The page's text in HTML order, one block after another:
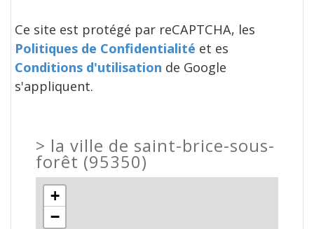
Ce site est protégé par reCAPTCHA, les
Politiques de Confidentialité et es
Conditions d'utilisation de Google
s'appliquent.
> la ville de saint-brice-sous-
forêt (95350)
+
−